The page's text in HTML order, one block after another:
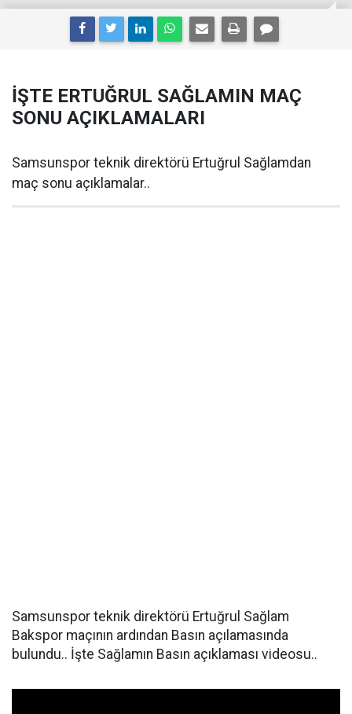
İŞTE ERTUĞRUL SAĞLAMIN MAÇ
SONU AÇIKLAMALARI
Samsunspor teknik direktörü Ertuğrul Sağlamdan
maç sonu açıklamalar..
Samsunspor teknik direktörü Ertuğrul Sağlam
Bakspor maçının ardından Basın açılamasında
bulundu.. İşte Sağlamın Basın açıklaması videosu..